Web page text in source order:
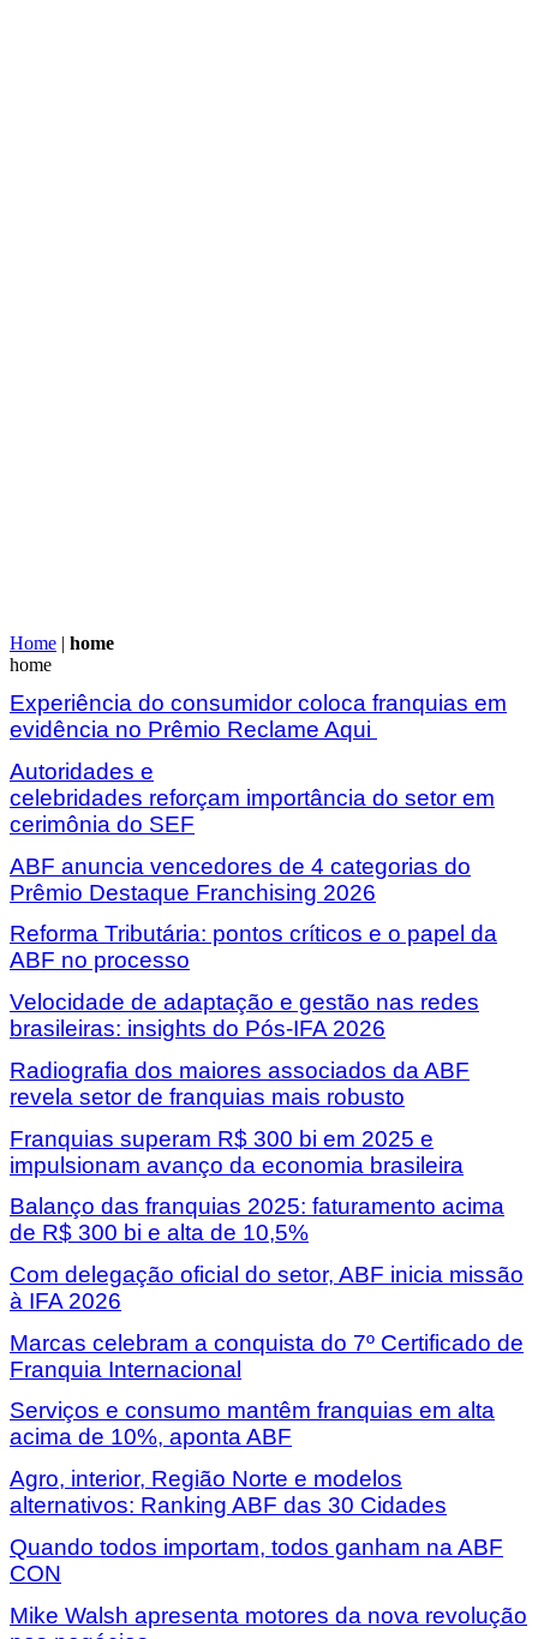
Home | home
home
Experiência do consumidor coloca franquias em
evidência no Prêmio Reclame Aqui
Autoridades e
celebridades reforçam importância do setor em
cerimônia do SEF
ABF anuncia vencedores de 4 categorias do
Prêmio Destaque Franchising 2026
Reforma Tributária: pontos críticos e o papel da
ABF no processo
Velocidade de adaptação e gestão nas redes
brasileiras: insights do Pós-IFA 2026
Radiografia dos maiores associados da ABF
revela setor de franquias mais robusto
Franquias superam R$ 300 bi em 2025 e
impulsionam avanço da economia brasileira
Balanço das franquias 2025: faturamento acima
de R$ 300 bi e alta de 10,5%
Com delegação oficial do setor, ABF inicia missão
à IFA 2026
Marcas celebram a conquista do 7º Certificado de
Franquia Internacional
Serviços e consumo mantêm franquias em alta
acima de 10%, aponta ABF
Agro, interior, Região Norte e modelos
alternativos: Ranking ABF das 30 Cidades
Quando todos importam, todos ganham na ABF
CON
Mike Walsh apresenta motores da nova revolução